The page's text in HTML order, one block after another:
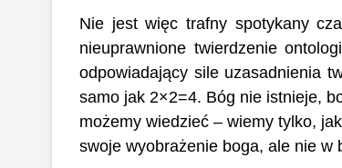
Nie jest więc trafny spotykany
nieuprawnione twierdzenie
odpowiadający sile uzasadnienia
samo jak 2×2=4. Bóg nie istnieje,
możemy wiedzieć – wiemy tylko,
swoje wyobrażenie boga, ale nie w